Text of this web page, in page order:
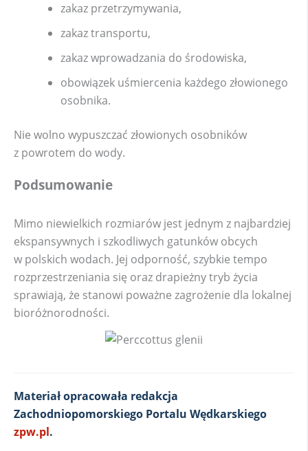
zakaz przetrzymywania,
zakaz transportu,
zakaz wprowadzania do środowiska,
obowiązek uśmiercenia każdego złowionego
osobnika.
Nie wolno wypuszczać złowionych osobników
z powrotem do wody.
Podsumowanie
Mimo niewielkich rozmiarów jest jednym z najbardziej
ekspansywnych i szkodliwych gatunków obcych
w polskich wodach. Jej odporność, szybkie tempo
rozprzestrzeniania się oraz drapieżny tryb życia
sprawiają, że stanowi poważne zagrożenie dla lokalnej
bioróżnorodności.
Materiał opracowała redakcja
Zachodniopomorskiego Portalu Wędkarskiego
zpw.pl.